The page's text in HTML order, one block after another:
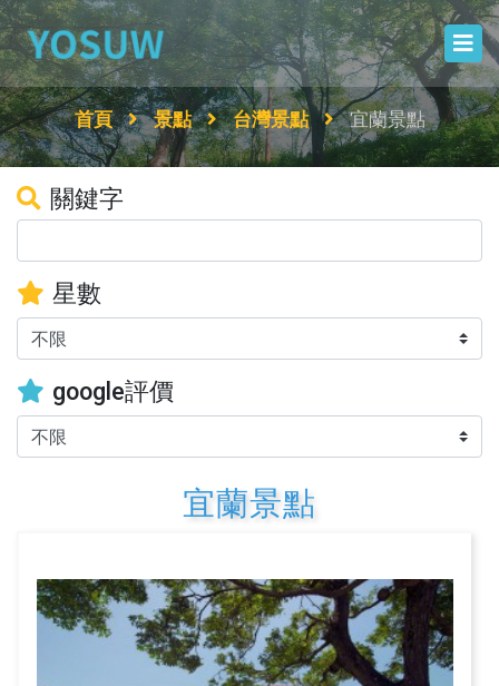
首頁 景點 台灣景點 宜蘭景點
關鍵字
星數
google評價
宜蘭景點